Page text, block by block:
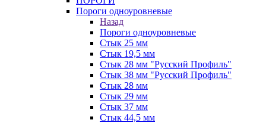
Пороги одноуровневые
Назад
Пороги одноуровневые
Стык 25 мм
Стык 19,5 мм
Стык 28 мм "Русский Профиль"
Стык 38 мм "Русский Профиль"
Стык 28 мм
Стык 29 мм
Стык 37 мм
Стык 44,5 мм